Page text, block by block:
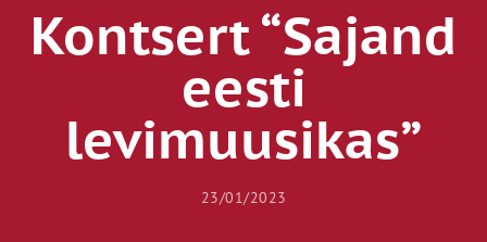
Kontsert “Sajand
eesti
levimuusikas”
23/01/2023